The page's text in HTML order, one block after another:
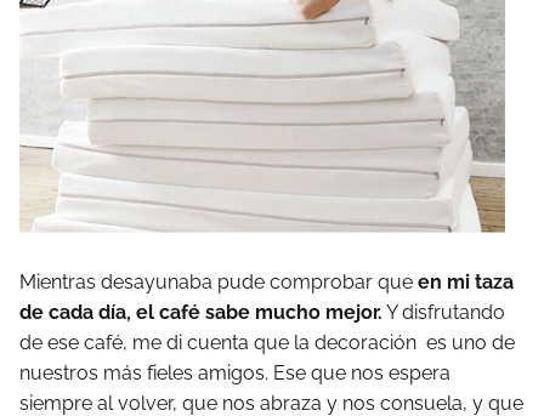
Mientras desayunaba pude comprobar que en mi taza
de cada día, el café sabe mucho mejor. Y disfrutando
de ese café, me di cuenta que la decoración es uno de
nuestros más fieles amigos. Ese que nos espera
siempre al volver, que nos abraza y nos consuela, y que